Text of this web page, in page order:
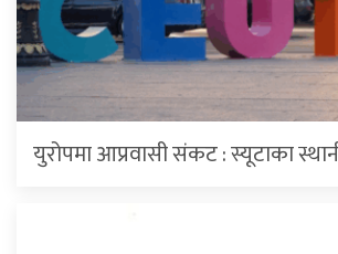
युरोपमा आप्रवासी संकट : स्यूटाका